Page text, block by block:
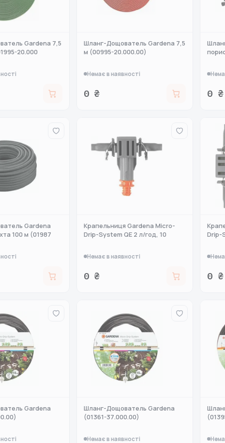
Gardena 7,5
20.000
Шланг-Дощователь Gardena 7,5
м (00995-20.000.00)
Немає в наявності
0 ₴ 0 ₴
Gardena
100 м (01987
Крапельниця Gardena Micro-
Drip-System QE 2 л/год, 10
Немає в наявності
0 ₴
Drip-
0 ₴
Gardena
Шланг-Дощователь Gardena
(01361-37.000.00)
Немає в наявності